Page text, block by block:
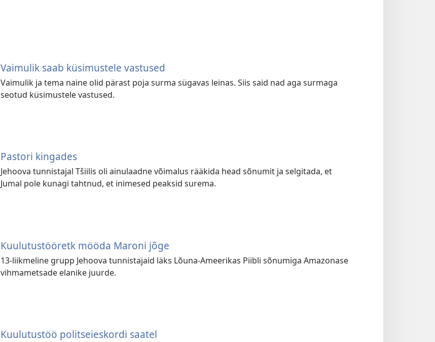
Vaimulik saab küsimustele vastused
Vaimulik ja tema naine olid pärast poja surma sügavas leinas. Siis said nad aga surmaga
seotud küsimustele vastused.
Pastori kingades
Jehoova tunnistajal Tšiilis oli ainulaadne võimalus rääkida head sõnumit ja selgitada, et
Jumal pole kunagi tahtnud, et inimesed peaksid surema.
Kuulutustööretk mööda Maroni jõge
13-liikmeline grupp Jehoova tunnistajaid läks Lõuna-Ameerikas Piibli sõnumiga Amazonase
vihmametsade elanike juurde.
Kuulutustöö politseieskordi saatel